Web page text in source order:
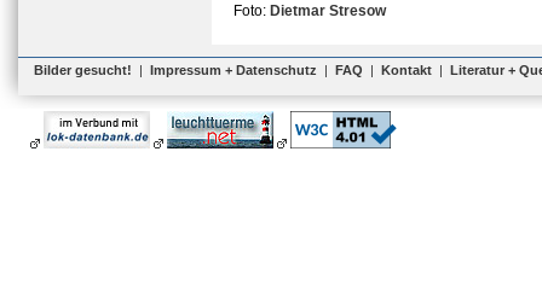
Foto: Dietmar Stresow
Bilder gesucht! | Impressum + Datenschutz | FAQ | Kontakt | Literatur +